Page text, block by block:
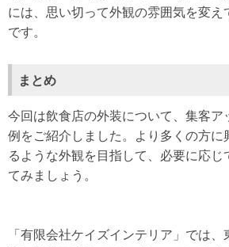
には、思い切って外観の雰囲気を変え
です。
まとめ
今回は飲食店の外装について、集客ア
例をご紹介しました。より多くの方に
るような外観を目指して、必要に応じ
てみましょう。
「有限会社ケイズインテリア」では